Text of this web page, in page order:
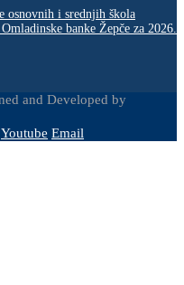
osnovnih i srednjih škola
banke Žepče za 2026.
and Developed by
Youtube Email